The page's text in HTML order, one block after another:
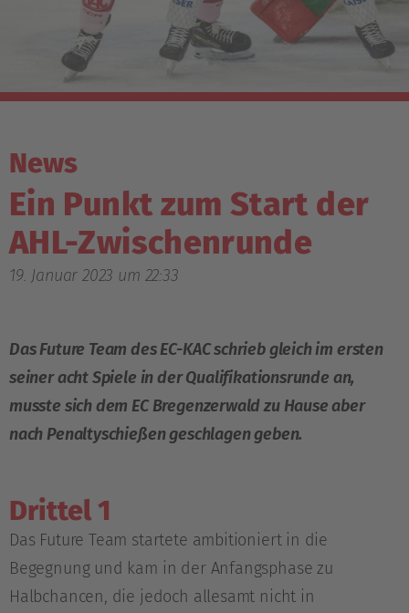
News
Ein Punkt zum Start der
AHL-Zwischenrunde
19. Januar 2023 um 22:33
Das Future Team des EC-KAC schrieb gleich im ersten
seiner acht Spiele in der Qualifikationsrunde an,
musste sich dem EC Bregenzerwald zu Hause aber
nach Penaltyschießen geschlagen geben.
Drittel 1
Das Future Team startete ambitioniert in die
Begegnung und kam in der Anfangsphase zu
Halbchancen, die jedoch allesamt nicht in